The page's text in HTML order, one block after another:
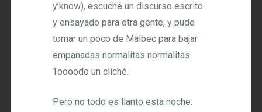
y’know), escuché un discurso escrito
y ensayado para otra gente, y pude
tomar un poco de Malbec para bajar
empanadas normalitas normalitas.
Toooodo un cliché.
Pero no todo es llanto esta noche: